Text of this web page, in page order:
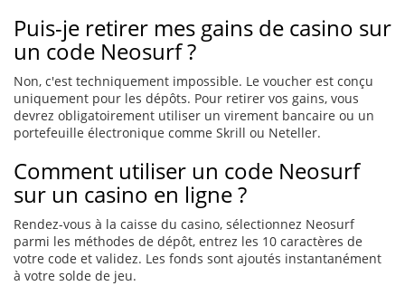
Puis-je retirer mes gains de casino sur
un code Neosurf ?
Non, c'est techniquement impossible. Le voucher est conçu
uniquement pour les dépôts. Pour retirer vos gains, vous
devrez obligatoirement utiliser un virement bancaire ou un
portefeuille électronique comme Skrill ou Neteller.
Comment utiliser un code Neosurf
sur un casino en ligne ?
Rendez-vous à la caisse du casino, sélectionnez Neosurf
parmi les méthodes de dépôt, entrez les 10 caractères de
votre code et validez. Les fonds sont ajoutés instantanément
à votre solde de jeu.